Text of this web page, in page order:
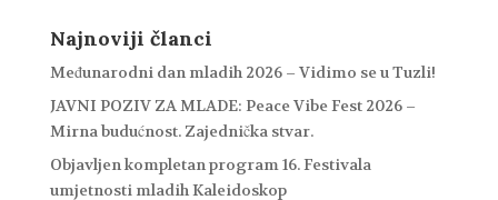
Najnoviji članci
Međunarodni dan mladih 2026 – Vidimo se u Tuzli!
JAVNI POZIV ZA MLADE: Peace Vibe Fest 2026 –
Mirna budućnost. Zajednička stvar.
Objavljen kompletan program 16. Festivala
umjetnosti mladih Kaleidoskop